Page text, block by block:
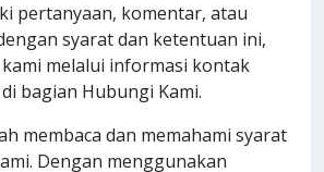
pertanyaan, komentar, atau
syarat dan ketentuan ini,
melalui informasi kontak
bagian Hubungi Kami.
membaca dan memahami syarat
Dengan menggunakan